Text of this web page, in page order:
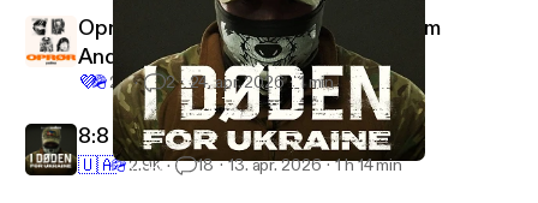
7:8 - Hvor kuglerne flyver
Oprør - ny podcast med Martin Tamm
Andersen
💜🪖23 2 24. apr. 2026 1 min
8:8 - “Jeg ville 100% gøre det igen”
🇺🇦🪖2.9K 18 13. apr. 2026 1 h 14 min